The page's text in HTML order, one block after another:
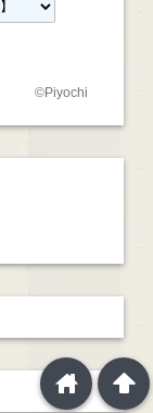
©Piyochi
arrowup
home